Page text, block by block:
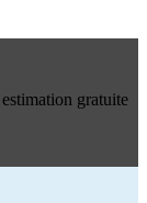
gratuite